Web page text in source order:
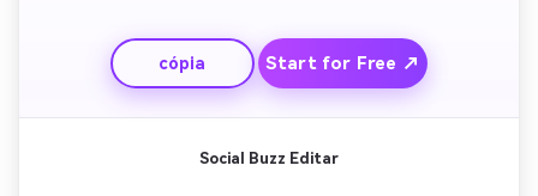
como '7 dias, 3 cidades, 1 história épica'. Fechar com a
marca da agência e um final otimista.
cópia Start for Free ↗
Social Buzz Editar